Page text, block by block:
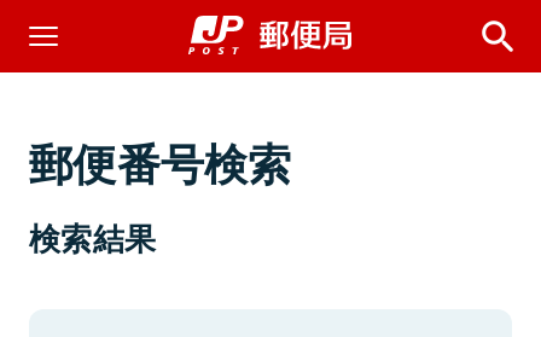
郵便番号検索
検索結果